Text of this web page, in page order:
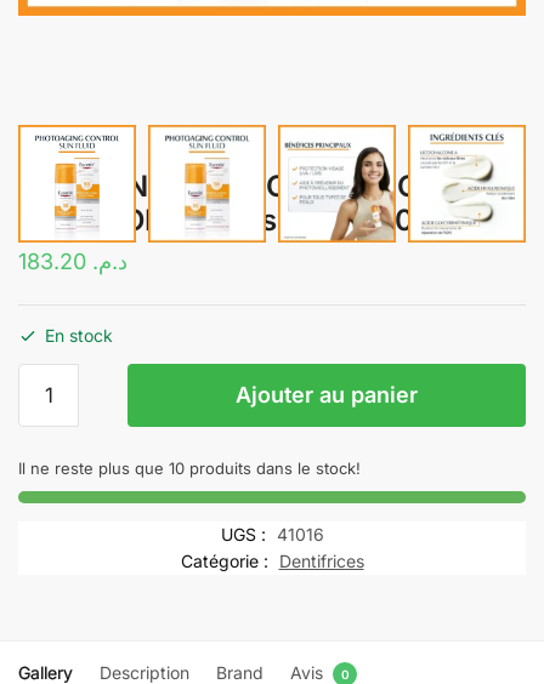
EUCERIN SUN PHOTOAGING
CONTROL Fluide spf 50 | 50ML
د.م.
En stock
SUN
PHOTOAGING
50ML
Ajouter au panier
Il ne reste plus que 10 produits dans le stock!
UGS : 41016
Catégorie :
Dentifrices
Gallery Description Brand Avis 0